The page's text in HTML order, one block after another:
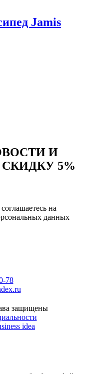
Jamis
И
СКИДКУ 5%
на
данных
78
защищены
idea